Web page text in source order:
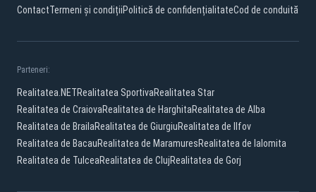
ContactTermeni și condițiiPolitică de confidențialitateCod de conduită
Parteneri:
Realitatea.NETRealitatea SportivaRealitatea Star
Realitatea de CraiovaRealitatea de HarghitaRealitatea de Alba
Realitatea de BrailaRealitatea de GiurgiuRealitatea de Ilfov
Realitatea de BacauRealitatea de MaramuresRealitatea de Ialomita
Realitatea de TulceaRealitatea de ClujRealitatea de Gorj